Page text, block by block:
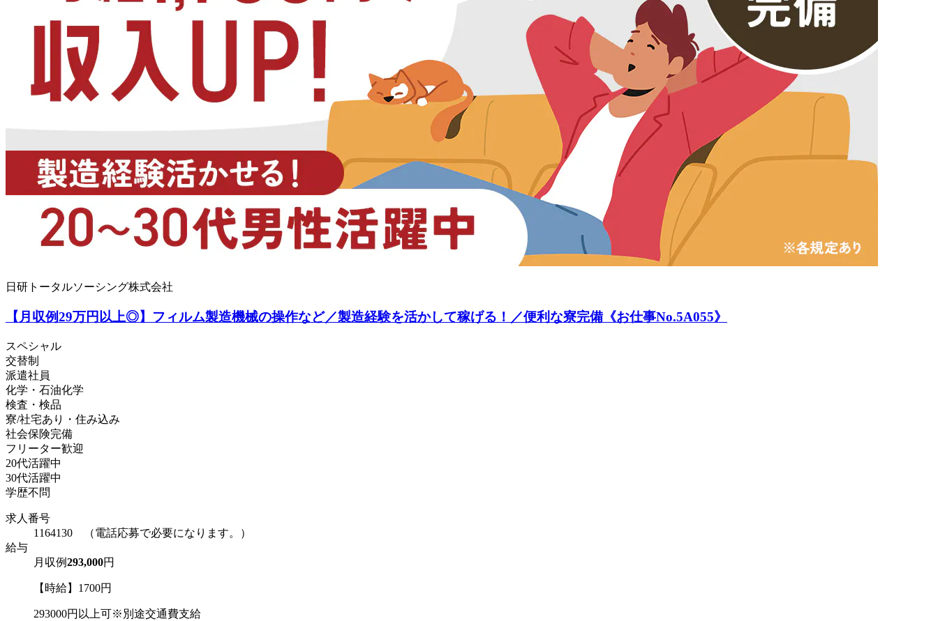
日研トータルソーシング株式会社
【月収例29万円以上◎】フィルム製造機械の操作など／製造経験を活かして稼げる！／便利な寮完備《お仕事No.5A055》
スペシャル
交替制
派遣社員
化学・石油化学
検査・検品
寮/社宅あり・住み込み
社会保険完備
フリーター歓迎
20代活躍中
30代活躍中
学歴不問
求人番号
1164130 （電話応募で必要になります。）
給与
月収例293,000円
【時給】1700円
293000円以上可※別途交通費支給